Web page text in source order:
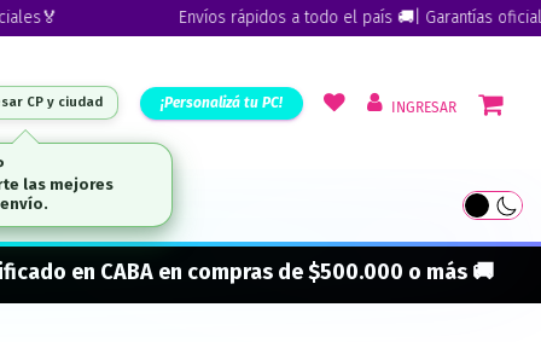
Envíos rápidos a todo el país 🚚| Garantías oficiales🏅
CP y ciudad ¡Personalizá tu PC! INGRESAR
en CABA en compras de $500.000 o más 🚚